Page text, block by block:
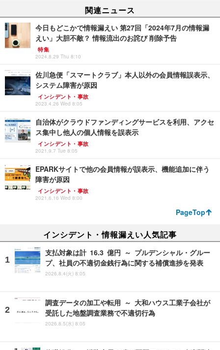
関連ニュース
今日もどこかで情報漏えい 第27回「2024年7月の情報漏
えい」大胆不敵？ 情報流出のお詫び 削除予告
特集
2024.8.29 Thu 8:10
佐川急便「スマートクラブ」本人以外の会員情報誤表示、
システム障害が原因
インシデント・事故
2023.4.26 Wed 8:05
自治体がクラウドファンディングサービスを利用、アクセ
ス集中し他人の個人情報を誤表示
インシデント・事故
2021.9.7 Tue 8:05
EPARKサイトで他の会員情報が誤表示、機能追加に伴う
障害が原因
インシデント・事故
2021.6.16 Wed 8:00
PageTop
インシデント・情報漏えい人気記事
支払対象は計 16.3 億円 ～ プルデンシャル・グルー
プ、社員の不適切金銭行為に関する補償進捗を発表
2026.8.4(火) 8:05
調査データの加工や転用 ～ 大和ハウス工業子会社が
受託した地盤調査業務で不適切行為
2026.8.5(水) 8:05